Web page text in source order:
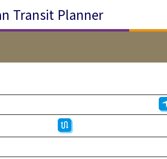
Transit Planner